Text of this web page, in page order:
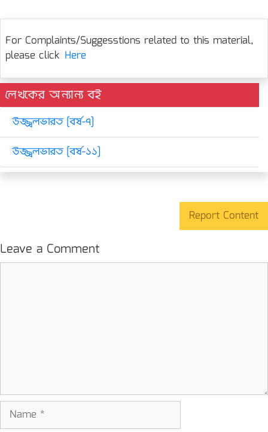
For Complaints/Suggesstions related to this material,
please click Here
লেখকের অন্যান্য বই
উজ্জ্বলভারত [বর্ষ-৭]
উজ্জ্বলভারত [বর্ষ-১১]
Report Content
Leave a Comment
Name